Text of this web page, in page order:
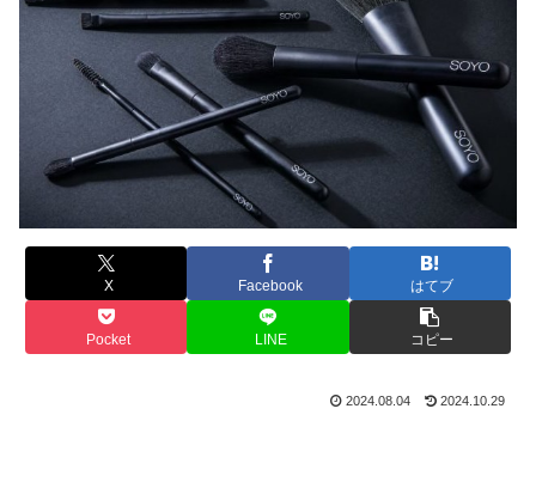
X Facebook はてブ
Pocket LINE コピー
2024.08.04 2024.10.29